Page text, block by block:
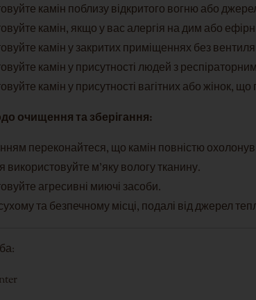
камін поблизу відкритого вогню або
камін, якщо у вас алергія на дим або ефірні
камін у закритих приміщеннях без
камін у присутності людей з
камін у присутності вагітних або жінок,
очищення та зберігання:
переконайтеся, що камін повністю
м'яку вологу тканину.
агресивні миючі засоби.
та безпечному місці, подалі від джерел